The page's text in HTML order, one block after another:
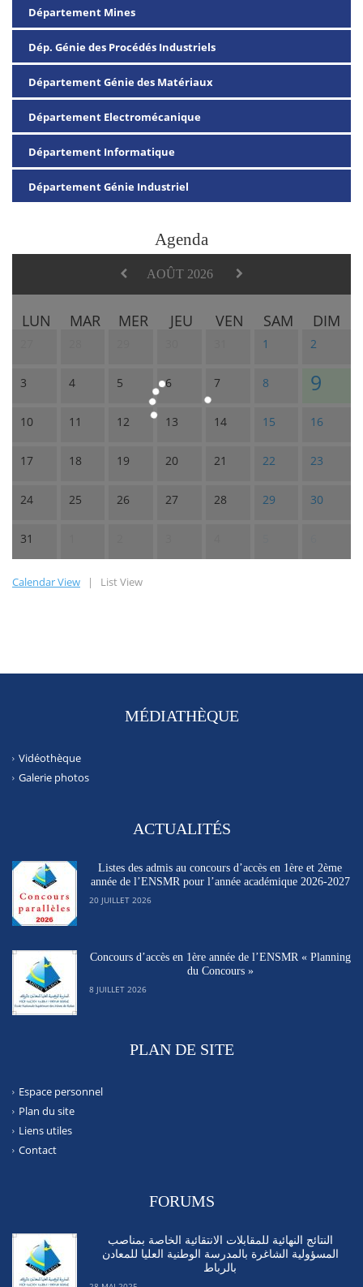
Département Mines
Dép. Génie des Procédés Industriels
Département Génie des Matériaux
Département Electromécanique
Département Informatique
Département Génie Industriel
Agenda
AOÛT 2026
LUN MAR MER JEU VEN SAM DIM
1 2
3 4 5 6 7 8 9
10 11 12 13 14 15 16
17 18 19 20 21 22 23
24 25 26 27 28 29 30
31
Calendar View | List View
MÉDIATHÈQUE
Vidéothèque
Galerie photos
ACTUALITÉS
Listes des admis au concours d’accès en 1ère et 2ème
année de l’ENSMR pour l’année académique 2026-2027
20 JUILLET 2026
Concours d’accès en 1ère année de l’ENSMR « Planning
du Concours »
8 JUILLET 2026
PLAN DE SITE
Espace personnel
Plan du site
Liens utiles
Contact
FORUMS
النتائج النهائية للمقابلات الانتقائية الخاصة بمناصب
المسؤولية الشاغرة بالمدرسة الوطنية العليا للمعادن
بالرباط